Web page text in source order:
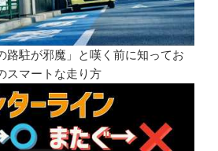
路駐が邪魔」と嘆く前に知ってお
スマートな走り方